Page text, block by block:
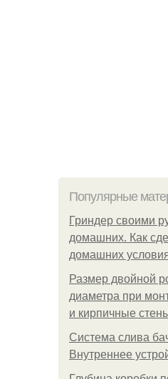
Популярные
Гриндер своими
домашних. Как
домашних
Размер двойной
диаметра при
и кирпичные
Система слива
Внутреннее